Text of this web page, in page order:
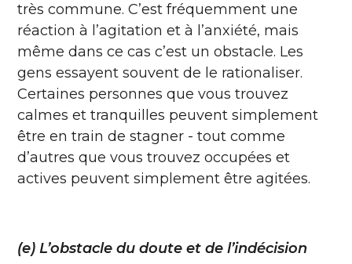
très commune. C’est fréquemment une
réaction à l’agitation et à l’anxiété, mais
même dans ce cas c’est un obstacle. Les
gens essayent souvent de le rationaliser.
Certaines personnes que vous trouvez
calmes et tranquilles peuvent simplement
être en train de stagner - tout comme
d’autres que vous trouvez occupées et
actives peuvent simplement être agitées.
(e) L’obstacle du doute et de l’indécision